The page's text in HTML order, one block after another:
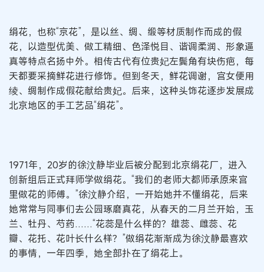
绢花，也称“京花”，是以丝、绸、缎等材质制作而成的假
花，以造型优美、做工精细、色泽悦目、谐调柔润、形象逼
真等特点名扬中外。相传古代有位贵妃左鬓角有块伤疤，每
天都要采摘鲜花进行修饰。但到冬天，鲜花调谢，宫女便用
绫、绸制作成假花献给贵妃。后来，这种头饰花逐步发展成
北京地区的手工艺品“绢花”。
1971年，20岁的徐汶静毕业后被分配到北京绢花厂，进入
创新组后正式拜师学做绢花。“我们的老师大都师承原来宫
里做花的师傅。”徐汶静介绍，一开始她并不懂绢花，后来
她常常与同事们去公园琢磨真花，从春天的二月兰开始，玉
兰、牡丹、芍药……“花蕊是什么样的？雄蕊、雌蕊、花
瓣、花托、花叶长什么样？”做绢花渐渐成为徐汶静最喜欢
的事情，一年四季，她全部扑在了绢花上。